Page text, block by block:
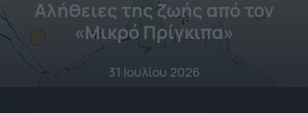
Αλήθειες της ζωής από τον
«Μικρό Πρίγκιπα»
31 Ιουλίου 2026